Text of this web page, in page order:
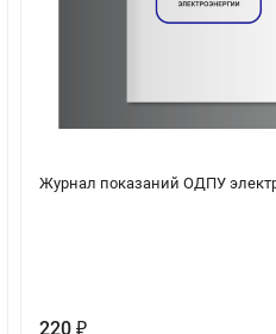
Журнал показаний ОДПУ
220 ₽